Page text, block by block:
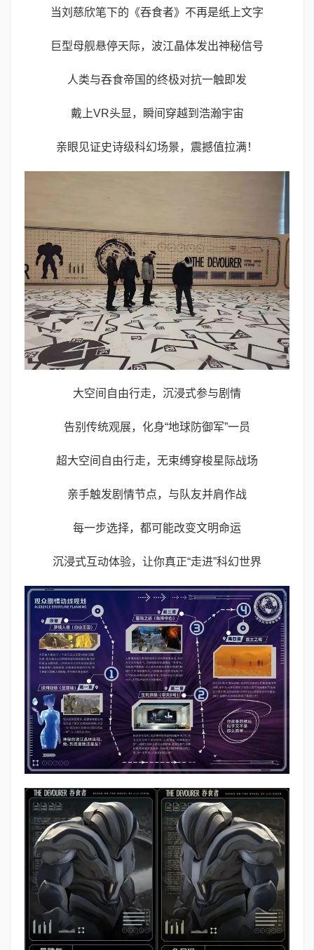
当刘慈欣笔下的《吞食者》不再是纸上文字
巨型母舰悬停天际，波江晶体发出神秘信号
人类与吞食帝国的终极对抗一触即发
戴上VR头显，瞬间穿越到浩瀚宇宙
亲眼见证史诗级科幻场景，震撼值拉满！
大空间自由行走，沉浸式参与剧情
告别传统观展，化身“地球防御军”一员
超大空间自由行走，无束缚穿梭星际战场
亲手触发剧情节点，与队友并肩作战
每一步选择，都可能改变文明命运
沉浸式互动体验，让你真正“走进”科幻世界